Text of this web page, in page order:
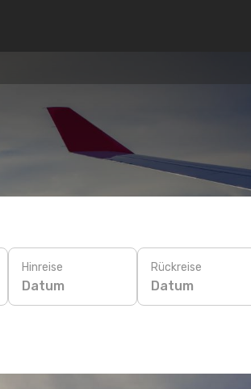
Hinreise
Datum
Rückreise
Datum